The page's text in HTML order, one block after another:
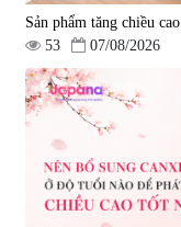
Sản phẩm tăng chiều
53
07/08/2026